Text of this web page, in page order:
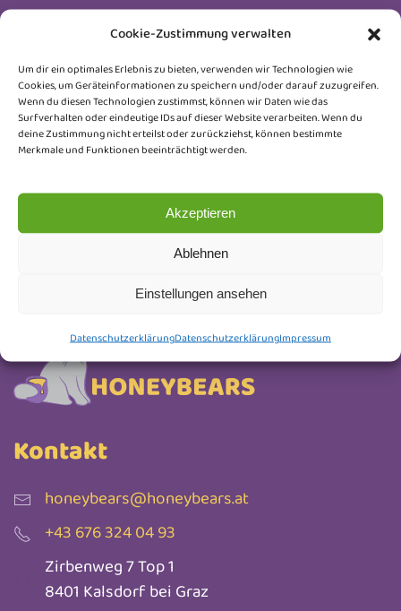
Cookie-Zustimmung verwalten
Um dir ein optimales Erlebnis zu bieten, verwenden wir Technologien wie
Cookies, um Geräteinformationen zu speichern und/oder darauf zuzugreifen.
Wenn du diesen Technologien zustimmst, können wir Daten wie das
Surfverhalten oder eindeutige IDs auf dieser Website verarbeiten. Wenn du
deine Zustimmung nicht erteilst oder zurückziehst, können bestimmte
Merkmale und Funktionen beeinträchtigt werden.
Akzeptieren
Ablehnen
Einstellungen ansehen
DatenschutzerklärungDatenschutzerklärungImpressum
Newsletter
Trag dich ein und erhalte Neuigkeiten rund um
unsere Honeybears, Wurfankündigungen, Kitten-
Updates und kleine Einblicke hinter die Kulissen.
Keine Werbung, nur liebevoll ausgesuchte Infos.
Newsletter Anmeldung
Kontakt
honeybears@honeybears.at
+43 676 324 04 93
Zirbenweg 7 Top 1
8401 Kalsdorf bei Graz